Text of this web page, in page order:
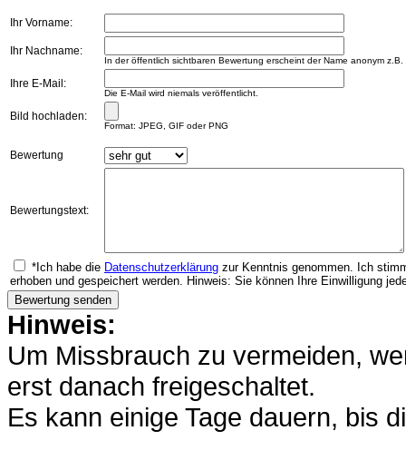
Ihr Vorname:
Ihr Nachname:
In der öffentlich sichtbaren Bewertung erscheint der Name anonym
Ihre E-Mail:
Die E-Mail wird niemals veröffentlicht.
Bild hochladen:
Format: JPEG, GIF oder PNG
Bewertung
Bewertungstext:
*Ich habe die Datenschutzerklärung zur Kenntnis genommen. Ich
erhoben und gespeichert werden. Hinweis: Sie können Ihre Einwilligung
Hinweis:
Um Missbrauch zu vermeiden,
erst danach freigeschaltet.
Es kann einige Tage dauern, bis